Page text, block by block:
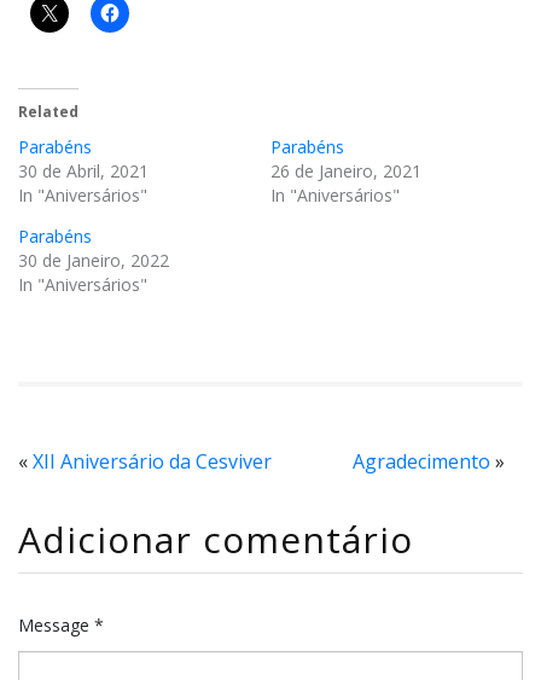
Related
Parabéns
30 de Abril, 2021
In "Aniversários"
Parabéns
26 de Janeiro, 2021
In "Aniversários"
Parabéns
30 de Janeiro, 2022
In "Aniversários"
«XII Aniversário da Cesviver Agradecimento »
Adicionar comentário
Message *